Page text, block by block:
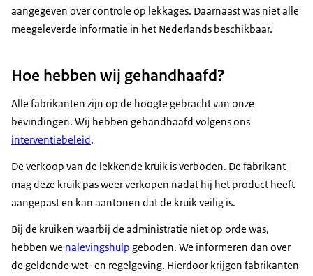
aangegeven over controle op lekkages. Daarnaast was niet alle
meegeleverde informatie in het Nederlands beschikbaar.
Hoe hebben wij gehandhaafd?
Alle fabrikanten zijn op de hoogte gebracht van onze
bevindingen. Wij hebben gehandhaafd volgens ons
interventiebeleid.
De verkoop van de lekkende kruik is verboden. De fabrikant
mag deze kruik pas weer verkopen nadat hij het product heeft
aangepast en kan aantonen dat de kruik veilig is.
Bij de kruiken waarbij de administratie niet op orde was,
hebben we nalevingshulp geboden. We informeren dan over
de geldende wet- en regelgeving. Hierdoor krijgen fabrikanten